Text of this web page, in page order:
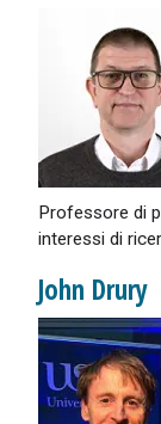
Professore di
interessi di
John Drury